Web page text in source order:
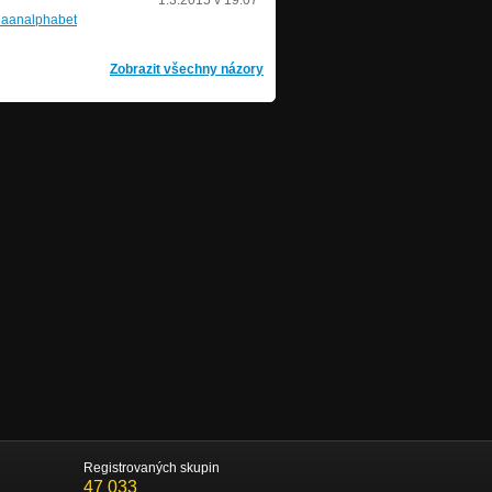
Zobrazit všechny názory
Registrovaných skupin
47 033